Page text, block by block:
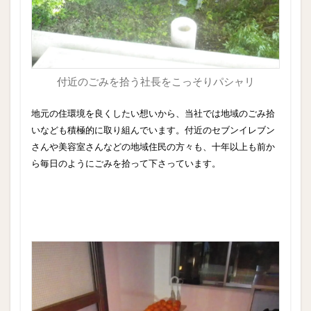
付近のごみを拾う社長をこっそりパシャリ
地元の住環境を良くしたい想いから、当社では地域のごみ拾
いなども積極的に取り組んでいます。付近のセブンイレブン
さんや美容室さんなどの地域住民の方々も、十年以上も前か
ら毎日のようにごみを拾って下さっています。